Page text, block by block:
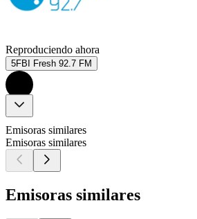
Reproduciendo ahora
5FBI Fresh 92.7 FM
Emisoras similares
Emisoras similares
Emisoras similares